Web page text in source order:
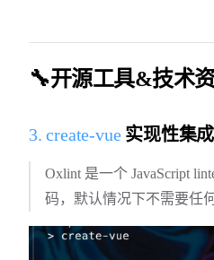
🔧开源工具&技术
3. create-vue实现性集
Oxlint 是一个 JavaScript
码，默认情况下不需要任